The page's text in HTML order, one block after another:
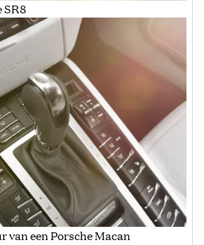
SR8
van een Porsche Macan